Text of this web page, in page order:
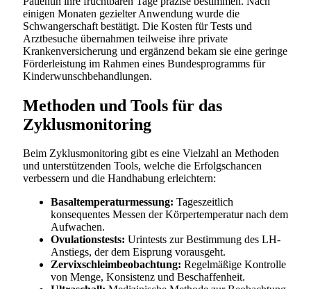
einigen Monaten gezielter Anwendung wurde die
Schwangerschaft bestätigt. Die Kosten für Tests und
Arztbesuche übernahmen teilweise ihre private
Krankenversicherung und ergänzend bekam sie eine geringe
Förderleistung im Rahmen eines Bundesprogramms für
Kinderwunschbehandlungen.
Methoden und Tools für das
Zyklusmonitoring
Beim Zyklusmonitoring gibt es eine Vielzahl an Methoden
und unterstützenden Tools, welche die Erfolgschancen
verbessern und die Handhabung erleichtern:
Basaltemperaturmessung: Tageszeitlich
konsequentes Messen der Körpertemperatur nach dem
Aufwachen.
Ovulationstests: Urintests zur Bestimmung des LH-
Anstiegs, der dem Eisprung vorausgeht.
Zervixschleimbeobachtung: Regelmäßige Kontrolle
von Menge, Konsistenz und Beschaffenheit.